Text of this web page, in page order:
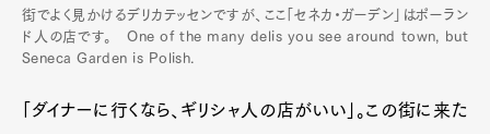
街でよく見かけるデリカテッセンですが、ここ「セネカ・ガーデン」はポーラン
ド人の店です。 One of the many delis you see around town, but
Seneca Garden is Polish.
「ダイナーに行くなら、ギリシャ人の店がいい」。この街に来た